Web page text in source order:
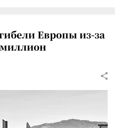
Европы из-за